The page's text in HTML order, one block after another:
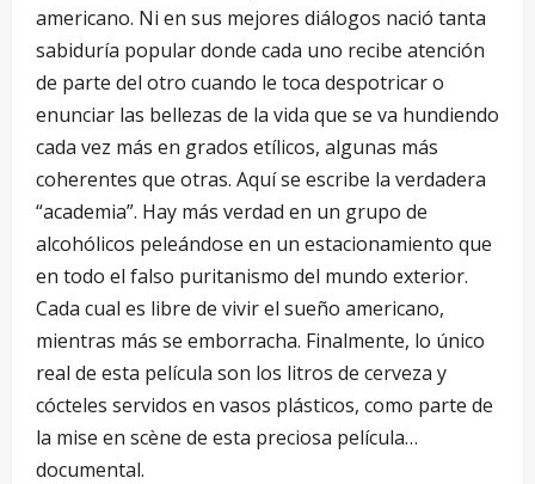
americano. Ni en sus mejores diálogos nació tanta
sabiduría popular donde cada uno recibe atención
de parte del otro cuando le toca despotricar o
enunciar las bellezas de la vida que se va hundiendo
cada vez más en grados etílicos, algunas más
coherentes que otras. Aquí se escribe la verdadera
“academia”. Hay más verdad en un grupo de
alcohólicos peleándose en un estacionamiento que
en todo el falso puritanismo del mundo exterior.
Cada cual es libre de vivir el sueño americano,
mientras más se emborracha. Finalmente, lo único
real de esta película son los litros de cerveza y
cócteles servidos en vasos plásticos, como parte de
la mise en scène de esta preciosa película…
documental.